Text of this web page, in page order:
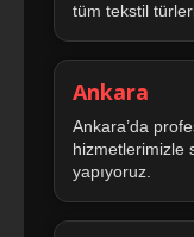
tüm tekstil
Ankara
Ankara’da
hizmetlerimizle
yapıyoruz.